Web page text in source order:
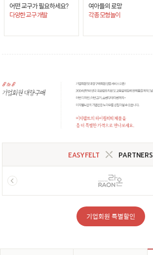
어떤 교구가 필요하세요?
다양한 교구 개발
여아들의 로망
각종 모형놀이
EASYFELT PARTNERS
기업회원 특별할인